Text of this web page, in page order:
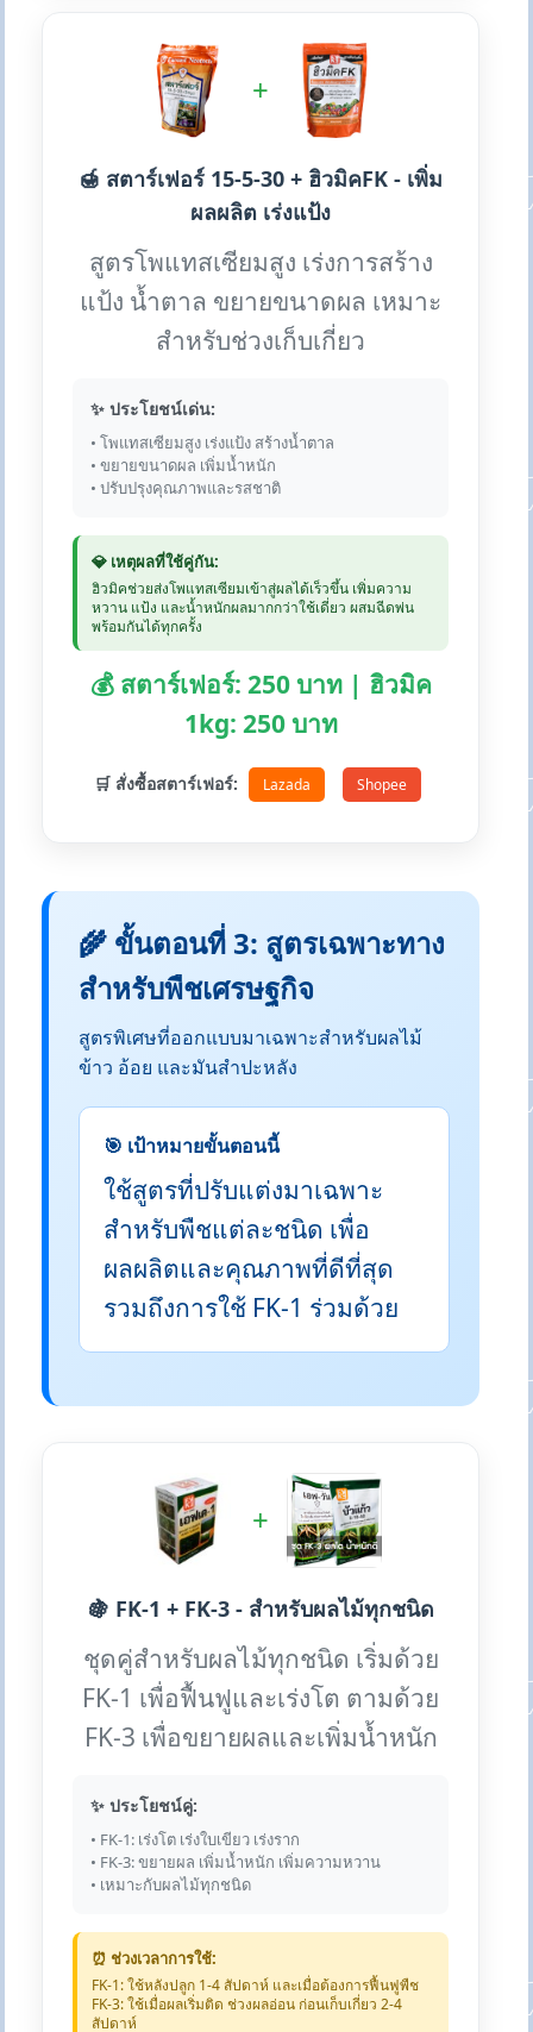
+
🍯 สตาร์เฟอร์ 15-5-30 + ฮิวมิคFK - เพิ่ม
ผลผลิต เร่งแป้ง
สูตรโพแทสเซียมสูง เร่งการสร้าง
แป้ง น้ำตาล ขยายขนาดผล เหมาะ
สำหรับช่วงเก็บเกี่ยว
✨ ประโยชน์เด่น:
• โพแทสเซียมสูง เร่งแป้ง สร้างน้ำตาล
• ขยายขนาดผล เพิ่มน้ำหนัก
• ปรับปรุงคุณภาพและรสชาติ
💎 เหตุผลที่ใช้คู่กัน:
ฮิวมิคช่วยส่งโพแทสเซียมเข้าสู่ผลได้เร็วขึ้น เพิ่มความ
หวาน แป้ง และน้ำหนักผลมากกว่าใช้เดี่ยว ผสมฉีดพ่น
พร้อมกันได้ทุกครั้ง
💰 สตาร์เฟอร์: 250 บาท | ฮิวมิค
1kg: 250 บาท
🛒 สั่งซื้อสตาร์เฟอร์: Lazada Shopee
🌾 ขั้นตอนที่ 3: สูตรเฉพาะทาง
สำหรับพืชเศรษฐกิจ
สูตรพิเศษที่ออกแบบมาเฉพาะสำหรับผลไม้
ข้าว อ้อย และมันสำปะหลัง
🎯 เป้าหมายขั้นตอนนี้
ใช้สูตรที่ปรับแต่งมาเฉพาะ
สำหรับพืชแต่ละชนิด เพื่อ
ผลผลิตและคุณภาพที่ดีที่สุด
รวมถึงการใช้ FK-1 ร่วมด้วย
+
🍇 FK-1 + FK-3 - สำหรับผลไม้ทุกชนิด
ชุดคู่สำหรับผลไม้ทุกชนิด เริ่มด้วย
FK-1 เพื่อฟื้นฟูและเร่งโต ตามด้วย
FK-3 เพื่อขยายผลและเพิ่มน้ำหนัก
✨ ประโยชน์คู่:
• FK-1: เร่งโต เร่งใบเขียว เร่งราก
• FK-3: ขยายผล เพิ่มน้ำหนัก เพิ่มความหวาน
• เหมาะกับผลไม้ทุกชนิด
⏰ ช่วงเวลาการใช้:
FK-1: ใช้หลังปลูก 1-4 สัปดาห์ และเมื่อต้องการฟื้นฟูพืช
FK-3: ใช้เมื่อผลเริ่มติด ช่วงผลอ่อน ก่อนเก็บเกี่ยว 2-4
สัปดาห์